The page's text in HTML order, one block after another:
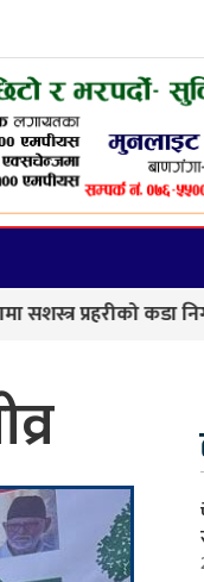
कडा निगरानी,